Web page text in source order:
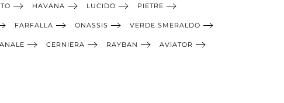
HAVANA LUCIDO PIETRE
FARFALLA ONASSIS VERDE SMERALDO
CERNIERA RAYBAN AVIATOR